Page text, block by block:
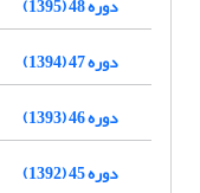
دوره 47 (1394)
دوره 46 (1393)
دوره 45 (1392)